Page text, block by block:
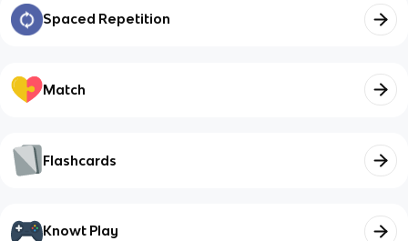
Spaced Repetition
Match
Flashcards
Knowt Play